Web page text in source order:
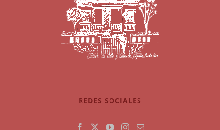
REDES SOCIALES